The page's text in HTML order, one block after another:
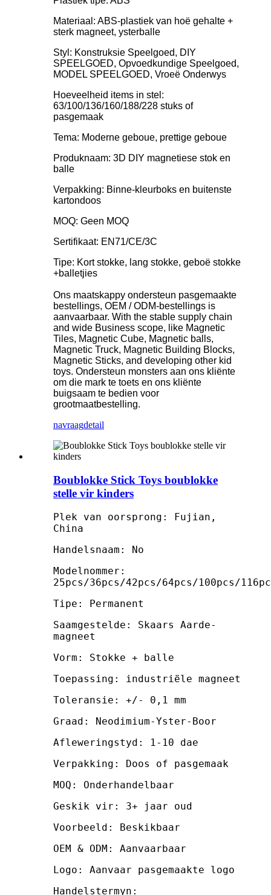
Materiaal: ABS-plastiek van hoë gehalte +
sterk magneet, ysterballe
Styl: Konstruksie Speelgoed, DIY
SPEELGOED, Opvoedkundige Speelgoed,
MODEL SPEELGOED, Vroeë Onderwys
Hoeveelheid items in stel:
63/100/136/160/188/228 stuks of
pasgemaak
Tema: Moderne geboue, prettige geboue
Produknaam: 3D DIY magnetiese stok en
balle
Verpakking: Binne-kleurboks en buitenste
kartondoos
MOQ: Geen MOQ
Sertifikaat: EN71/CE/3C
Tipe: Kort stokke, lang stokke, geboë stokke
+balletjies
Ons maatskappy ondersteun pasgemaakte
bestellings, OEM / ODM-bestellings is
aanvaarbaar. With the stable supply chain
and wide Business scope, like Magnetic
Tiles, Magnetic Cube, Magnetic balls,
Magnetic Truck, Magnetic Building Blocks,
Magnetic Sticks, and developing other kid
toys. Ondersteun monsters aan ons kliënte
om die mark te toets en ons kliënte
buigsaam te bedien voor
grootmaatbestelling.
navraagdetail
Boublokke Stick Toys boublokke
stelle vir kinders
Plek van oorsprong: Fujian,
China
Handelsnaam: No
Modelnommer:
25pcs/36pcs/42pcs/64pcs/100pcs/
Tipe: Permanent
Saamgestelde: Skaars Aarde-
magneet
Vorm: Stokke + balle
Toepassing: industriële magneet
Toleransie: +/- 0,1 mm
Graad: Neodimium-Yster-Boor
Afleweringstyd: 1-10 dae
Verpakking: Doos of pasgemaak
MOQ: Onderhandelbaar
Geskik vir: 3+ jaar oud
Voorbeeld: Beskikbaar
OEM & ODM: Aanvaarbaar
Logo: Aanvaar pasgemaakte logo
Handelstermyn: